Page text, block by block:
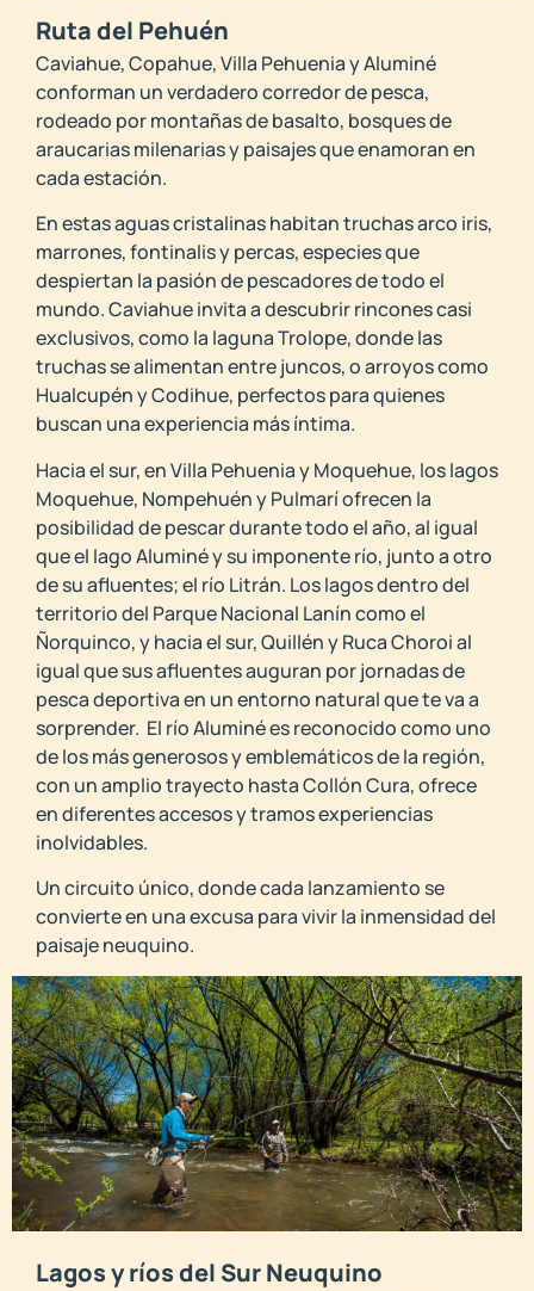
Ruta del Pehuén
Caviahue, Copahue, Villa Pehuenia y Aluminé
conforman un verdadero corredor de pesca,
rodeado por montañas de basalto, bosques de
araucarias milenarias y paisajes que enamoran en
cada estación.
En estas aguas cristalinas habitan truchas arco iris,
marrones, fontinalis y percas, especies que
despiertan la pasión de pescadores de todo el
mundo. Caviahue invita a descubrir rincones casi
exclusivos, como la laguna Trolope, donde las
truchas se alimentan entre juncos, o arroyos como
Hualcupén y Codihue, perfectos para quienes
buscan una experiencia más íntima.
Hacia el sur, en Villa Pehuenia y Moquehue, los lagos
Moquehue, Nompehuén y Pulmarí ofrecen la
posibilidad de pescar durante todo el año, al igual
que el lago Aluminé y su imponente río, junto a otro
de su afluentes; el río Litrán. Los lagos dentro del
territorio del Parque Nacional Lanín como el
Ñorquinco, y hacia el sur, Quillén y Ruca Choroi al
igual que sus afluentes auguran por jornadas de
pesca deportiva en un entorno natural que te va a
sorprender. El río Aluminé es reconocido como uno
de los más generosos y emblemáticos de la región,
con un amplio trayecto hasta Collón Cura, ofrece
en diferentes accesos y tramos experiencias
inolvidables.
Un circuito único, donde cada lanzamiento se
convierte en una excusa para vivir la inmensidad del
paisaje neuquino.
Lagos y ríos del Sur Neuquino